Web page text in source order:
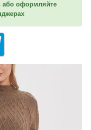
або оформляйте